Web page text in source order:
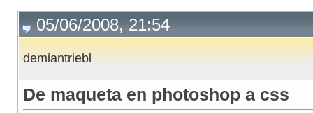
05/06/2008, 21:54
demiantriebl
De maqueta en photoshop a css